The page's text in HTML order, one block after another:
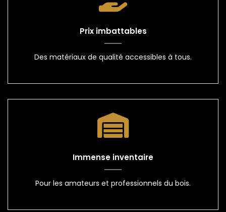
Prix imbattables
Des matériaux de qualité accessibles à tous.
Immense inventaire
Pour les amateurs et professionnels du bois.